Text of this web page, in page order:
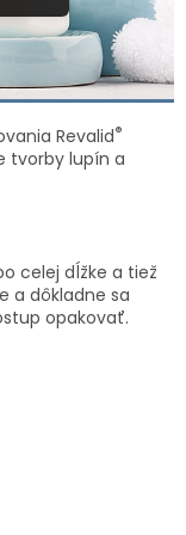
Revalid®
tvorby lupín a
celej dĺžke a tiež
a dôkladne sa
opakovať.